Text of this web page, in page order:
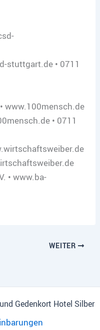
stuttgart.de • 0711
www.100mensch.de
• 0711
• www.ba-
WEITER
Gedenkort Hotel Silber